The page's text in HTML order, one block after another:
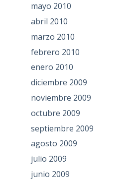
mayo 2010
abril 2010
marzo 2010
febrero 2010
enero 2010
diciembre 2009
noviembre 2009
octubre 2009
septiembre 2009
agosto 2009
julio 2009
junio 2009